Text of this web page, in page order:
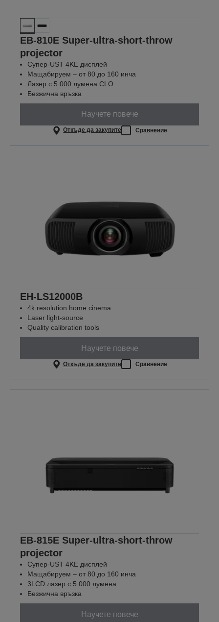
EB-810E Super-ultra-short-throw
projector
Супер-UST 4KE дисплей
Мащабируем – от 80 до 160 инча
Лазер с 5 000 лумена CLO
Безжична връзка
Научете повече
Откъде да закупите Сравнение
EH-LS12000B
4k resolution home cinema
Laser light-source
Quality calibration tools
Научете повече
Откъде да закупите Сравнение
EB-815E Super-ultra-short-throw
projector
Супер-UST 4KE дисплей
Мащабируем – от 80 до 160 инча
3LCD лазер с 5 000 лумена
Безжична връзка
Научете повече